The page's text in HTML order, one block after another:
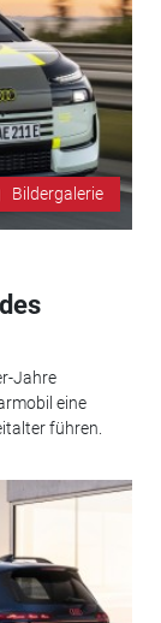
Bildergalerie
Jahre
eine
führen.